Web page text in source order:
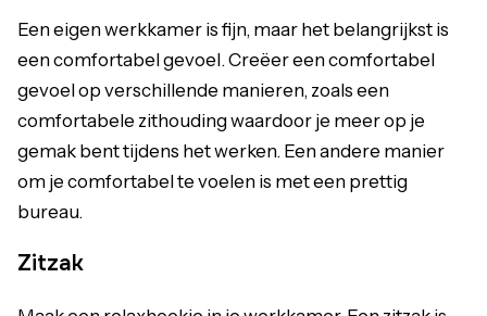
Een eigen werkkamer is fijn, maar het belangrijkst is
een comfortabel gevoel. Creëer een comfortabel
gevoel op verschillende manieren, zoals een
comfortabele zithouding waardoor je meer op je
gemak bent tijdens het werken. Een andere manier
om je comfortabel te voelen is met een prettig
bureau.
Zitzak